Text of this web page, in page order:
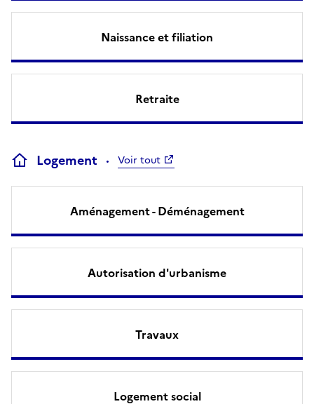
Naissance et filiation
Retraite
Logement Voir tout
Aménagement - Déménagement
Autorisation d'urbanisme
Travaux
Logement social